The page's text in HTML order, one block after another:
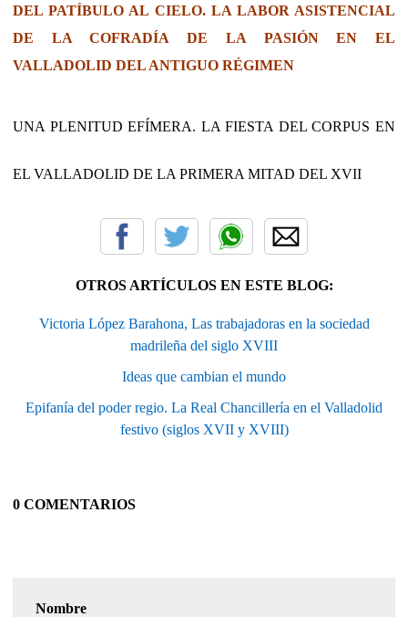
DEL PATÍBULO AL CIELO. LA LABOR ASISTENCIAL
DE LA COFRADÍA DE LA PASIÓN EN EL
VALLADOLID DEL ANTIGUO RÉGIMEN
UNA PLENITUD EFÍMERA. LA FIESTA DEL CORPUS EN
EL VALLADOLID DE LA PRIMERA MITAD DEL XVII
OTROS ARTÍCULOS EN ESTE BLOG:
Victoria López Barahona, Las trabajadoras en la sociedad
madrileña del siglo XVIII
Ideas que cambian el mundo
Epifanía del poder regio. La Real Chancillería en el Valladolid
festivo (siglos XVII y XVIII)
0 COMENTARIOS
Nombre